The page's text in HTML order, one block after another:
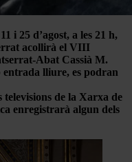
i 25 d’agost, a les 21 h,
acollirà el VIII
Abat Cassià M.
entrada lliure, es podran
televisions de la Xarxa de
enregistrarà algun dels